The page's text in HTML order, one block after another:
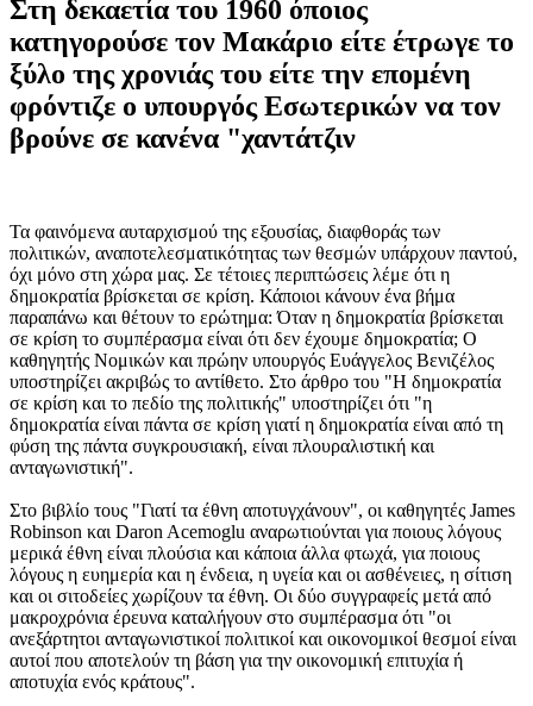
Στη δεκαετία του 1960 όποιος
κατηγορούσε τον Μακάριο είτε έτρωγε το
ξύλο της χρονιάς του είτε την επομένη
φρόντιζε ο υπουργός Εσωτερικών να τον
βρούνε σε κανένα "χαντάτζιν
Τα φαινόμενα αυταρχισμού της εξουσίας, διαφθοράς των
πολιτικών, αναποτελεσματικότητας των θεσμών υπάρχουν παντού,
όχι μόνο στη χώρα μας. Σε τέτοιες περιπτώσεις λέμε ότι η
δημοκρατία βρίσκεται σε κρίση. Κάποιοι κάνουν ένα βήμα
παραπάνω και θέτουν το ερώτημα: Όταν η δημοκρατία βρίσκεται
σε κρίση το συμπέρασμα είναι ότι δεν έχουμε δημοκρατία; Ο
καθηγητής Νομικών και πρώην υπουργός Ευάγγελος Βενιζέλος
υποστηρίζει ακριβώς το αντίθετο. Στο άρθρο του "Η δημοκρατία
σε κρίση και το πεδίο της πολιτικής" υποστηρίζει ότι "η
δημοκρατία είναι πάντα σε κρίση γιατί η δημοκρατία είναι από τη
φύση της πάντα συγκρουσιακή, είναι πλουραλιστική και
ανταγωνιστική".
Στο βιβλίο τους "Γιατί τα έθνη αποτυγχάνουν", οι καθηγητές James
Robinson και Daron Acemoglu αναρωτιούνται για ποιους λόγους
μερικά έθνη είναι πλούσια και κάποια άλλα φτωχά, για ποιους
λόγους η ευημερία και η ένδεια, η υγεία και οι ασθένειες, η σίτιση
και οι σιτοδείες χωρίζουν τα έθνη. Οι δύο συγγραφείς μετά από
μακροχρόνια έρευνα καταλήγουν στο συμπέρασμα ότι "οι
ανεξάρτητοι ανταγωνιστικοί πολιτικοί και οικονομικοί θεσμοί είναι
αυτοί που αποτελούν τη βάση για την οικονομική επιτυχία ή
αποτυχία ενός κράτους".